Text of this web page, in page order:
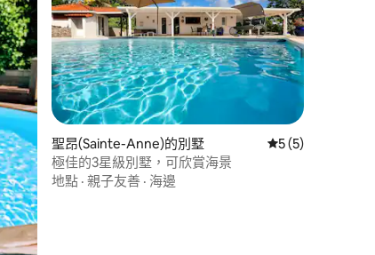
聖昂(Sainte-Anne)的別墅 從 5 則評價中獲
5 (5)
極佳的3星級別墅，可欣賞海景
地點 · 親子友善 · 海邊